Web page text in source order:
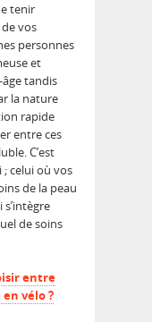
tenir
vos
personnes
et
tandis
la nature
rapide
entre ces
C’est
celui où vos
de la peau
de soins
entre
vélo ?